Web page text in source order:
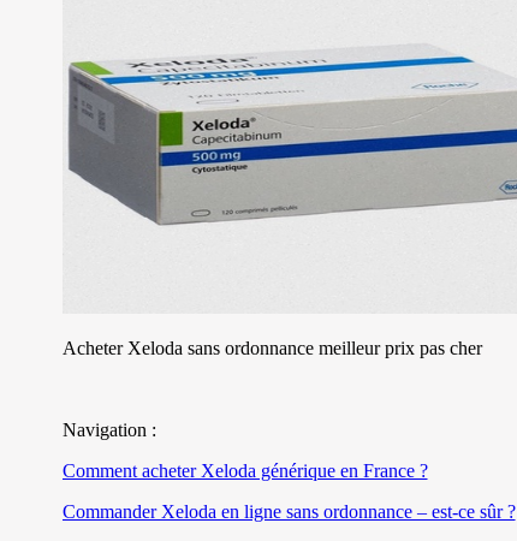
Acheter Xeloda sans ordonnance meilleur prix pas cher
Navigation :
Comment acheter Xeloda générique en France ?
Commander Xeloda en ligne sans ordonnance – est-ce sûr ?